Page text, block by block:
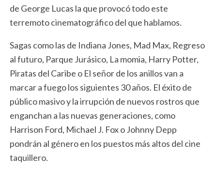
de George Lucas la que provocó todo este
terremoto cinematográfico del que hablamos.
Sagas como las de Indiana Jones, Mad Max, Regreso
al futuro, Parque Jurásico, La momia, Harry Potter,
Piratas del Caribe o El señor de los anillos van a
marcar a fuego los siguientes 30 años. El éxito de
público masivo y la irrupción de nuevos rostros que
enganchan a las nuevas generaciones, como
Harrison Ford, Michael J. Fox o Johnny Depp
pondrán al género en los puestos más altos del cine
taquillero.